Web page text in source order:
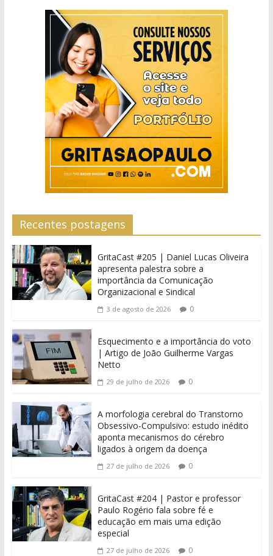
Recentes postagens
GritaCast #205 | Daniel Lucas Oliveira
apresenta palestra sobre a
importância da Comunicação
Organizacional e Sindical
3 de agosto de 2026 0
Esquecimento e a importância do voto
| Artigo de João Guilherme Vargas
Netto
29 de julho de 2026 0
A morfologia cerebral do Transtorno
Obsessivo-Compulsivo: estudo inédito
aponta mecanismos do cérebro
ligados à origem da doença
27 de julho de 2026 0
GritaCast #204 | Pastor e professor
Paulo Rogério fala sobre fé e
educação em mais uma edição
especial
27 de julho de 2026 0